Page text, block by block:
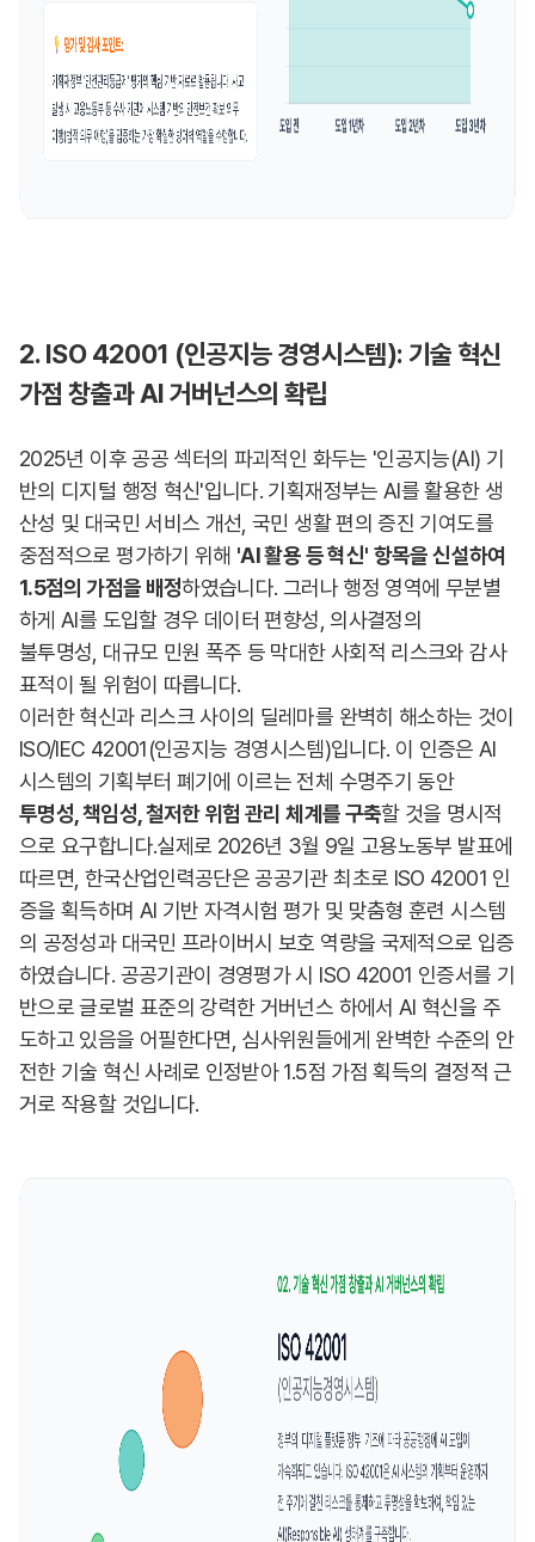
2. ISO 42001 (인공지능 경영시스템): 기술 혁신
가점 창출과 AI 거버넌스의 확립
2025년 이후 공공 섹터의 파괴적인 화두는 '인공지능(AI) 기
반의 디지털 행정 혁신'입니다. 기획재정부는 AI를 활용한 생
산성 및 대국민 서비스 개선, 국민 생활 편의 증진 기여도를
중점적으로 평가하기 위해 'AI 활용 등 혁신' 항목을 신설하여
1.5점의 가점을 배정하였습니다. 그러나 행정 영역에 무분별
하게 AI를 도입할 경우 데이터 편향성, 의사결정의
불투명성, 대규모 민원 폭주 등 막대한 사회적 리스크와 감사
표적이 될 위험이 따릅니다.
이러한 혁신과 리스크 사이의 딜레마를 완벽히 해소하는 것이
ISO/IEC 42001(인공지능 경영시스템)입니다. 이 인증은 AI
시스템의 기획부터 폐기에 이르는 전체 수명주기 동안
투명성, 책임성, 철저한 위험 관리 체계를 구축할 것을 명시적
으로 요구합니다.실제로 2026년 3월 9일 고용노동부 발표에
따르면, 한국산업인력공단은 공공기관 최초로 ISO 42001 인
증을 획득하며 AI 기반 자격시험 평가 및 맞춤형 훈련 시스템
의 공정성과 대국민 프라이버시 보호 역량을 국제적으로 입증
하였습니다. 공공기관이 경영평가 시 ISO 42001 인증서를 기
반으로 글로벌 표준의 강력한 거버넌스 하에서 AI 혁신을 주
도하고 있음을 어필한다면, 심사위원들에게 완벽한 수준의 안
전한 기술 혁신 사례로 인정받아 1.5점 가점 획득의 결정적 근
거로 작용할 것입니다.